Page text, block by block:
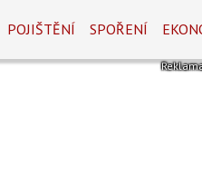
POJIŠTĚNÍ SPOŘENÍ